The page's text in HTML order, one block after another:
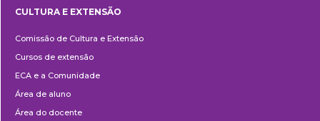
e
Extensão
CULTURA E EXTENSÃO
Comissão de Cultura e Extensão
Cursos de extensão
ECA e a Comunidade
Área de aluno
Área do docente